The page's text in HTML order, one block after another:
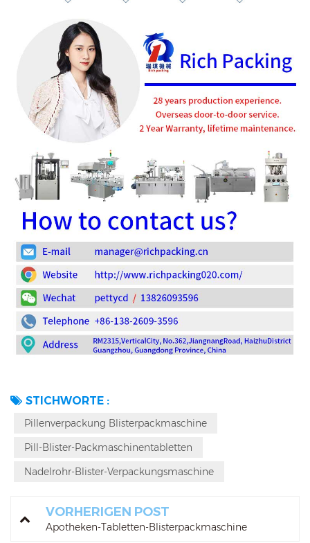
STICHWORTE :
Pillenverpackung Blisterpackmaschine
Pill-Blister-Packmaschinentabletten
Nadelrohr-Blister-Verpackungsmaschine
VORHERIGEN POST
Apotheken-Tabletten-Blisterpackmaschine